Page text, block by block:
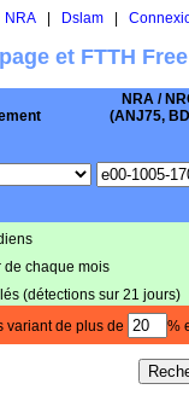
NRA| Dslam|
et FTTH
NRA /
(ANJ75,
de chaque mois
(détections sur 21 jours)
variant de plus de %